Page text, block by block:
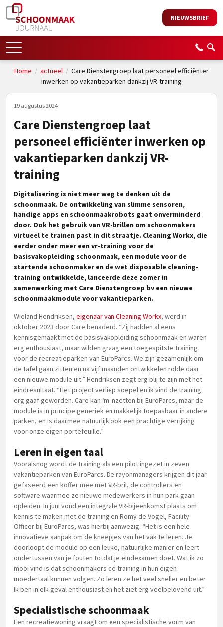
NIEUWSBRIEF
Home / actueel / Care Dienstengroep laat personeel efficiënter
inwerken op vakantieparken dankzij VR-training
19 augustus 2024
Care Dienstengroep laat
personeel efficiënter inwerken op
vakantieparken dankzij VR-
training
Digitalisering is niet meer weg te denken uit de
schoonmaak. De ontwikkeling van slimme sensoren,
handige apps en schoonmaakrobots gaat onverminderd
door. Ook het gebruik van VR-brillen om schoonmakers
virtueel te trainen past in dit straatje. Cleaning Workx, die
eerder onder meer een vr-training voor de
basisvakopleiding schoonmaak, een module voor de
startende schoonmaker en de wet disposable cleaning-
training ontwikkelde, lanceerde deze zomer in
samenwerking met Care Dienstengroep bv een nieuwe
schoonmaakmodule voor vakantieparken.
Wieland Hendriksen, eigenaar van Cleaning Workx, werd in
oktober 2023 door Care benaderd. “Zij hadden al eens
kennisgemaakt met de basisvakopleiding schoonmaak en waren
erg enthousiast, maar wilden graag een toegespitste training
voor de recreatieparken van EuroParcs. We zijn gezamenlijk om
de tafel gaan zitten en na vijf maanden ontwikkelen rolde daar
een nieuwe module uit.” Hendriksen zegt erg blij te zijn met het
eindresultaat. “Het project verliep soepel en ik vind de training
erg gaaf geworden. Care kan ‘m inzetten bij EuroParcs, maar de
module is in principe generiek en makkelijk toepasbaar in andere
parken, en is daarmee natuurlijk ook een prachtige verrijking
voor onze eigen portefeuille.”
Leren in eigen taal
Vooralsnog wordt de training als een pilot ingezet in zeven
vakantieparken van EuroParcs. De rayonmanagers krijgen dit jaar
gefaseerd een koffer mee met VR-bril, de controllers en
software waarmee ze nieuwe medewerkers in hun park gaan
opleiden. In juni vond een integrale VR-bijeenkomst plaats om
kennis te maken met de training en Romy de Vogel, Facility
Officer bij EuroParcs, was hierbij aanwezig. “Het is een hele
innovatieve aanpak om de kneepjes van het vak te leren. Je
doorloopt de module op een leuke, natuurlijke manier en leert
ondertussen van je fouten totdat je eindexamen doet. Wat ik zo
mooi vind is dat schoonmakers de training in hun eigen
moedertaal kunnen volgen. Zo leren ze het veel sneller en beter.
Ik ben in elk geval enthousiast en het ziet erg veelbelovend uit.”
Specialistische schoonmaak
Een recreatiewoning vraagt om een specialistische vorm van